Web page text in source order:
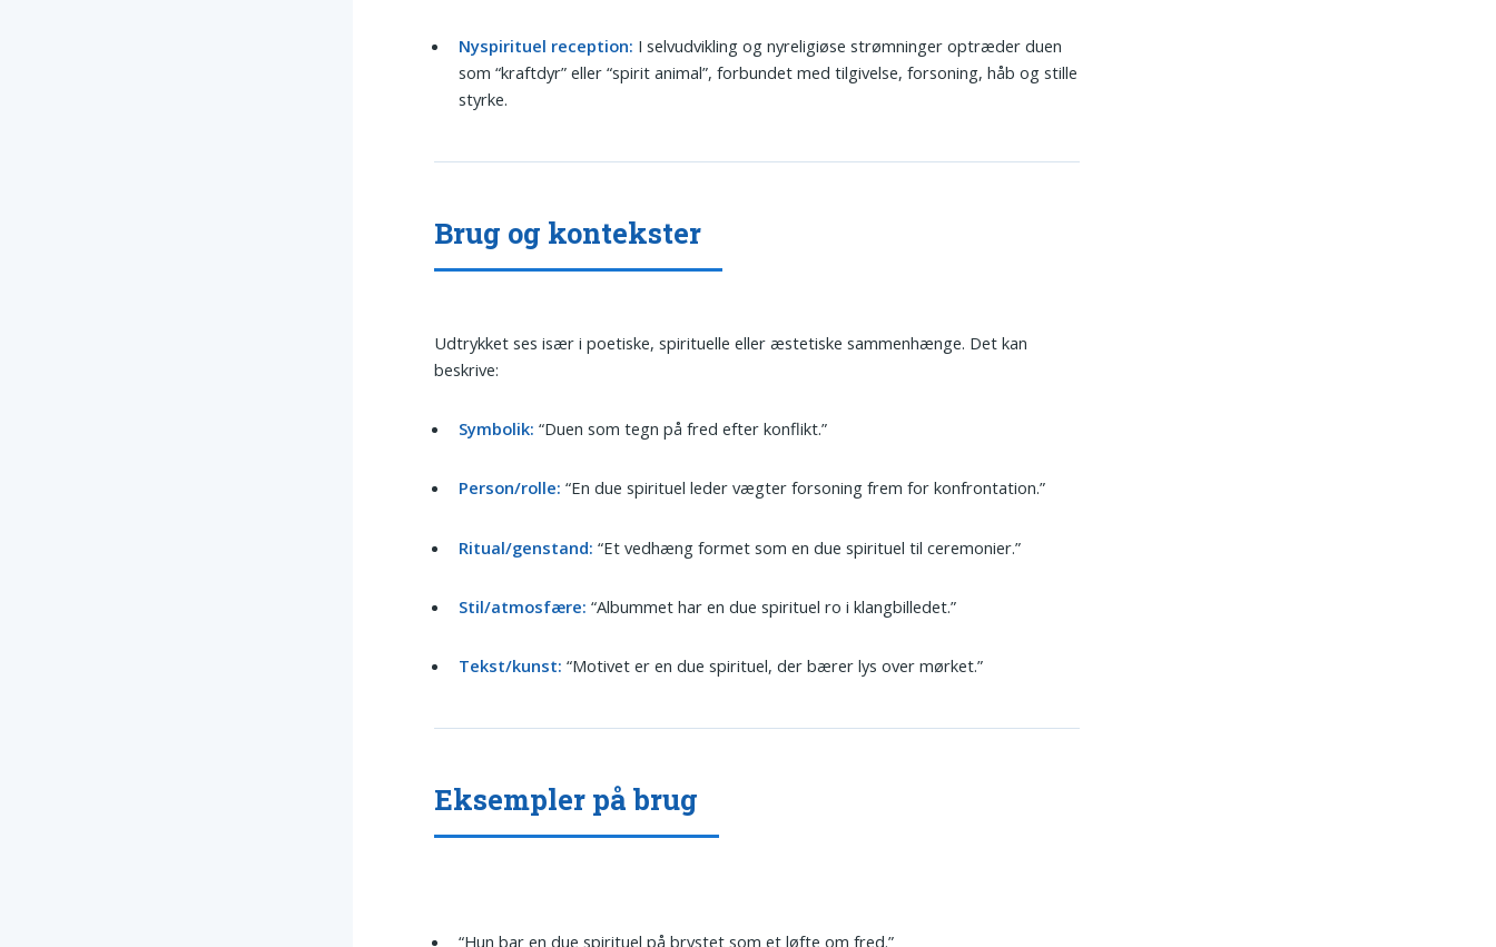
Nyspirituel reception: I selvudvikling og nyreligiøse strømninger optræder duen
som “kraftdyr” eller “spirit animal”, forbundet med tilgivelse, forsoning, håb og stille
styrke.
Brug og kontekster
Udtrykket ses især i poetiske, spirituelle eller æstetiske sammenhænge. Det kan
beskrive:
Symbolik: “Duen som tegn på fred efter konflikt.”
Person/rolle: “En due spirituel leder vægter forsoning frem for konfrontation.”
Ritual/genstand: “Et vedhæng formet som en due spirituel til ceremonier.”
Stil/atmosfære: “Albummet har en due spirituel ro i klangbilledet.”
Tekst/kunst: “Motivet er en due spirituel, der bærer lys over mørket.”
Eksempler på brug
“Hun bar en due spirituel på brystet som et løfte om fred.”